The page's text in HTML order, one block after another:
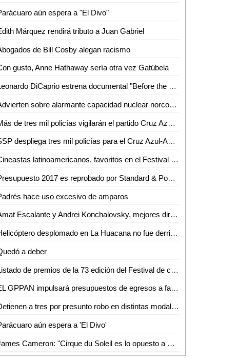
aún espera a "El Divo"
Márquez rendirá tributo a Juan Gabriel
de Bill Cosby alegan racismo
gusto, Anne Hathaway sería otra vez Gatúbela
Leonardo DiCaprio estrena documental "Before the Flood"
Advierten sobre alarmante capacidad nuclear norcoreana
Más de tres mil policías vigilarán el partido Cruz Azul-América
SSP despliega tres mil policías para el Cruz Azul-América
Cineastas latinoamericanos, favoritos en el Festival de Venecia
Presupuesto 2017 es reprobado por Standard & Poor's
hace uso excesivo de amparos
Amat Escalante y Andrei Konchalovsky, mejores directores de la Mostra
Helicóptero desplomado en La Huacana no fue derribado: autoridades
a deber
Listado de premios de la 73 edición del Festival de cine de Venecia
EL GPPAN impulsará presupuestos de egresos a favor de sectores e infraestructura
Detienen a tres por presunto robo en distintas modalidades
aún espera a 'El Divo'
James Cameron: "Cirque du Soleil es lo opuesto a Hollywood"